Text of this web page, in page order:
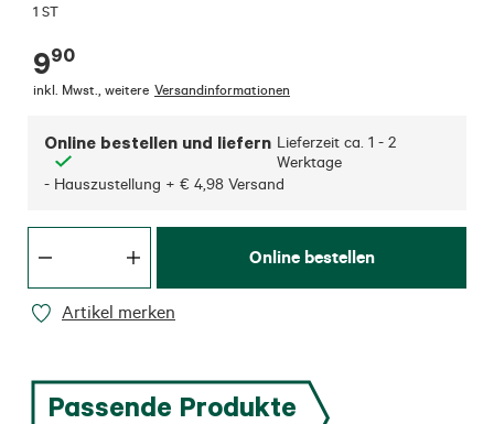
1 ST
990
inkl. Mwst. weitere Versandinformationen
Online bestellen und liefern Lieferzeit ca. 1 - 2
Werktage
- Hauszustellung + € 4,98 Versand
Online bestellen
Artikel merken
Passende Produkte